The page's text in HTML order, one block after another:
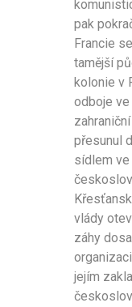
pak
Francie
tamější
kolonie v
odboje
přesunul
sídlem
vlády
záhy
jejím